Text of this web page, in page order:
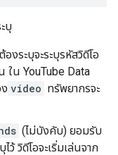
บุ
องระบุจะระบุรหัสวิดีโอ
ใน YouTube Data
video ทรัพยากรจะ
(ไม่บังคับ) ยอมรับ
ว้ วิดีโอจะเริ่มเล่นจาก